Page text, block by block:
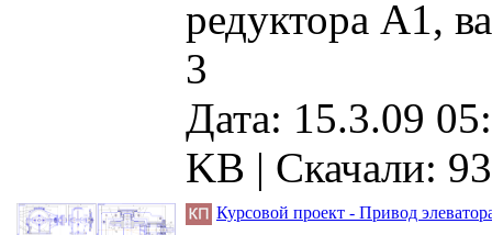
редуктора А1,
3
Дата: 15.3.09
KB | Скачали: 93
Курсовой проект - Привод